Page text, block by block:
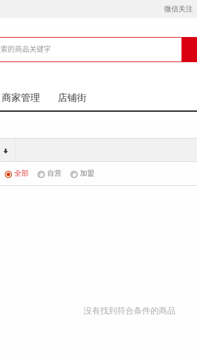
微信关注
商家管理 店铺街
全部 自营 加盟
没有找到符合条件的商品